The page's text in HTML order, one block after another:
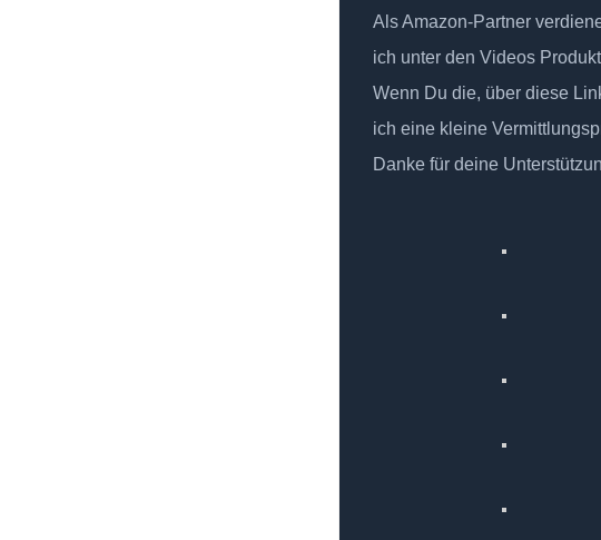
Als Amazon-Partner
ich unter den Videos
Wenn Du die, über diese
ich eine kleine
Danke für deine